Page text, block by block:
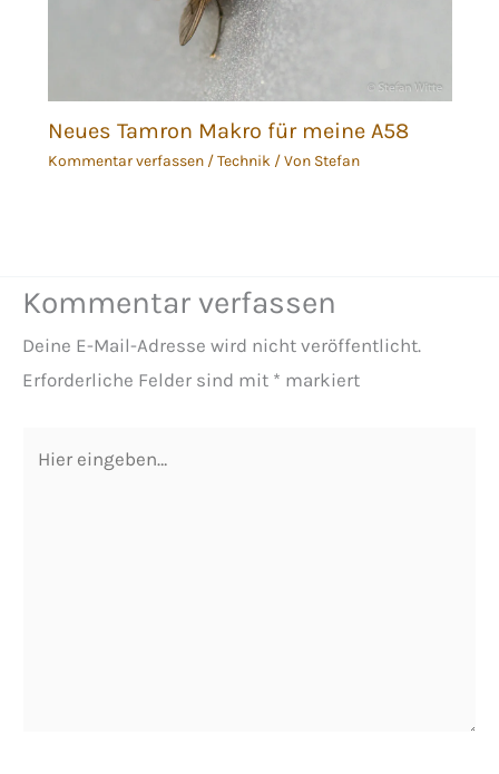
Neues Tamron Makro für meine A58
Kommentar verfassen /Technik/ Von Stefan
Kommentar verfassen
Deine E-Mail-Adresse wird nicht veröffentlicht.
Erforderliche Felder sind mit * markiert
eingeben…